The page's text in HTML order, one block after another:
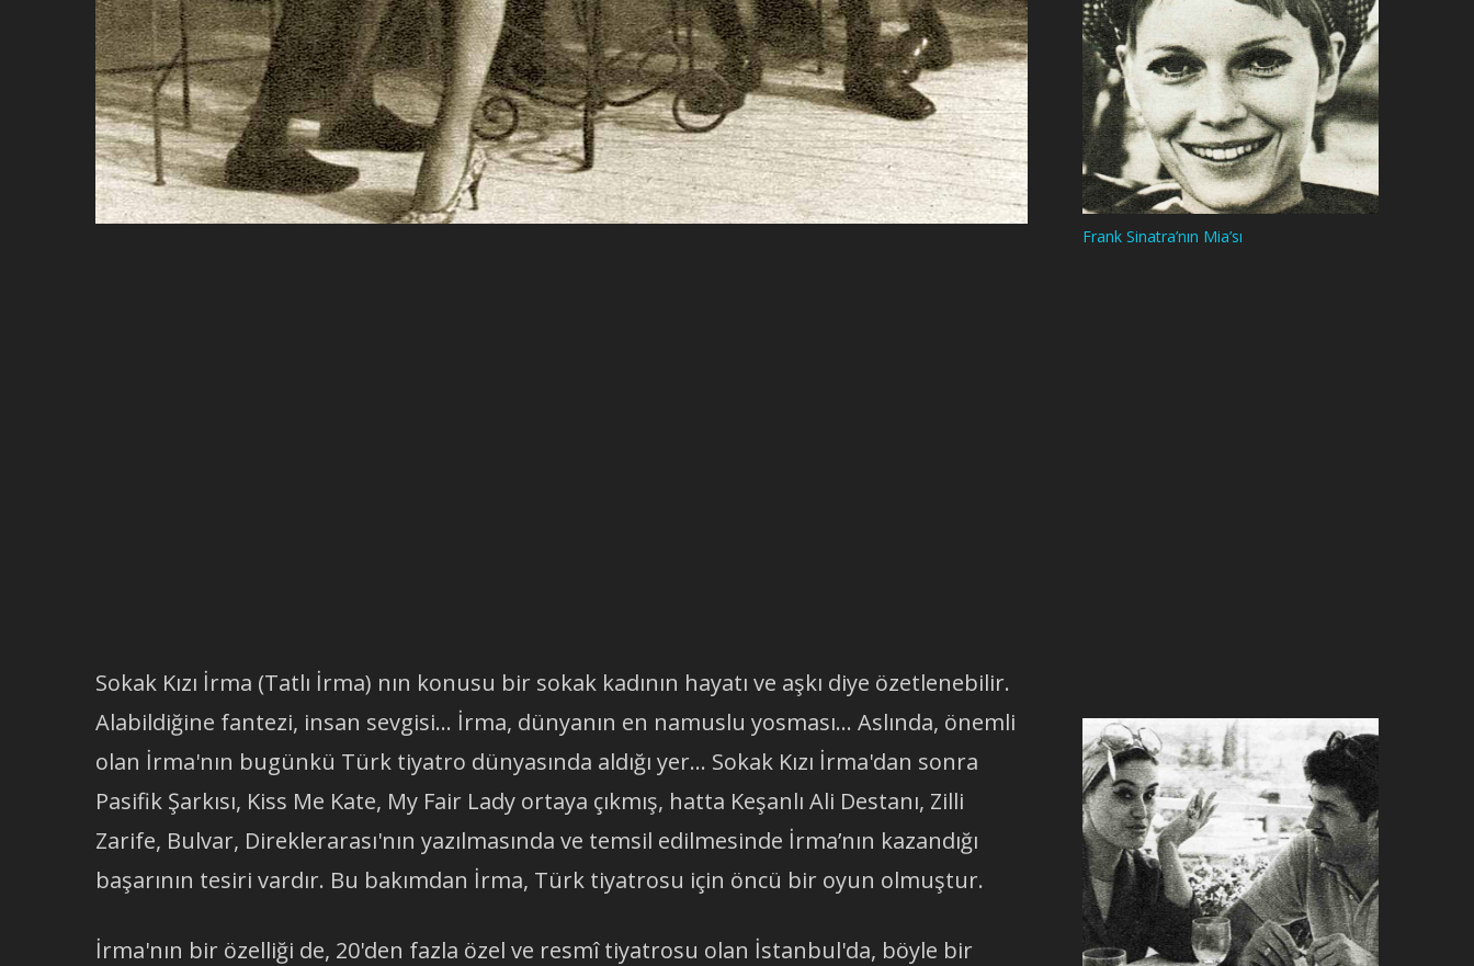
Sokak Kızı İrma (Tatlı İrma) nın konusu bir sokak kadının hayatı ve aşkı diye özetlenebilir.
Alabildiğine fantezi, insan sevgisi... İrma, dünyanın en namuslu yosması... Aslında, önemli
olan İrma'nın bugünkü Türk tiyatro dünyasında aldığı yer... Sokak Kızı İrma'dan sonra
Pasifik Şarkısı, Kiss Me Kate, My Fair Lady ortaya çıkmış, hatta Keşanlı Ali Destanı, Zilli
Zarife, Bulvar, Direklerarası'nın yazılmasında ve temsil edilmesinde İrma’nın kazandığı
başarının tesiri vardır. Bu bakımdan İrma, Türk tiyatrosu için öncü bir oyun olmuştur.
İrma'nın bir özelliği de, 20'den fazla özel ve resmî tiyatrosu olan İstanbul'da, böyle bir
Frank Sinatra’nın Mia’sı